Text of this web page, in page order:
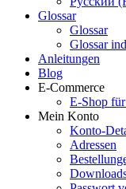
Glossar
Glossar
Glossar
Anleitungen
Blog
E-Commerce
E-Shop
Mein Konto
Konto-
Adressen